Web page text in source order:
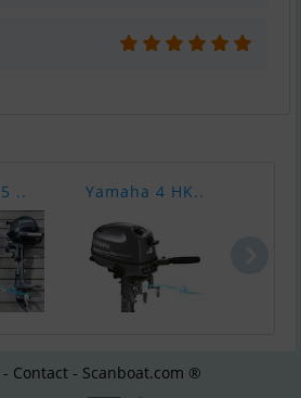
.. Yamaha 4 HK..
Contact - Scanboat.com ®